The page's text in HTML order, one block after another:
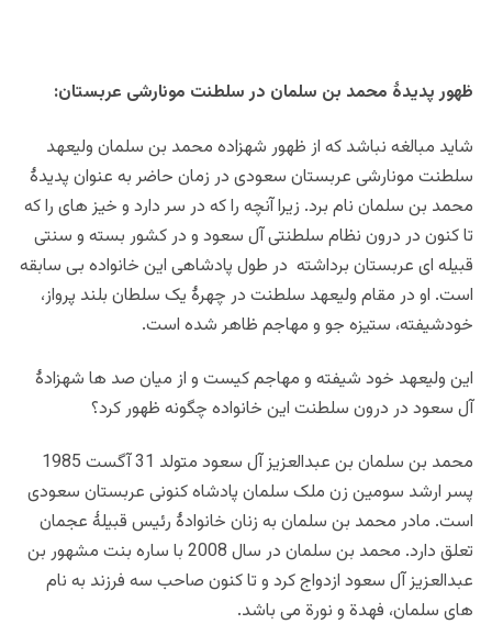
ظهور پدیدۀ محمد بن سلمان در سلطنت مونارشی عربستان:
شاید مبالغه نباشد که از ظهور شهزاده محمد بن سلمان ولیعهد
سلطنت مونارشی عربستان سعودی در زمان حاضر به عنوان پدیدۀ
محمد بن سلمان نام برد. زیرا آنچه را که در سر دارد و خیز های را که
تا کنون در درون نظام سلطنتی آل سعود و در کشور بسته و سنتی
قبیله ای عربستان برداشته در طول پادشاهی این خانواده بی سابقه
است. او در مقام ولیعهد سلطنت در چهرۀ یک سلطان بلند پرواز،
خودشیفته، ستیزه جو و مهاجم ظاهر شده است.
این ولیعهد خود شیفته و مهاجم کیست و از میان صد ها شهزادۀ
آل سعود در درون سلطنت این خانواده چگونه ظهور کرد؟
محمد بن سلمان بن عبدالعزیز آل سعود متولد 31 آگست 1985
پسر ارشد سومین زن ملک سلمان پادشاه کنونی عربستان سعودی
است. مادر محمد بن سلمان به زنان خانوادۀ رئیس قبیلۀ عجمان
تعلق دارد. محمد بن سلمان در سال 2008 با ساره بنت مشهور بن
عبدالعزیز آل سعود ازدواج کرد و تا کنون صاحب سه فرزند به نام
های سلمان، فهدة و نورة می باشد.